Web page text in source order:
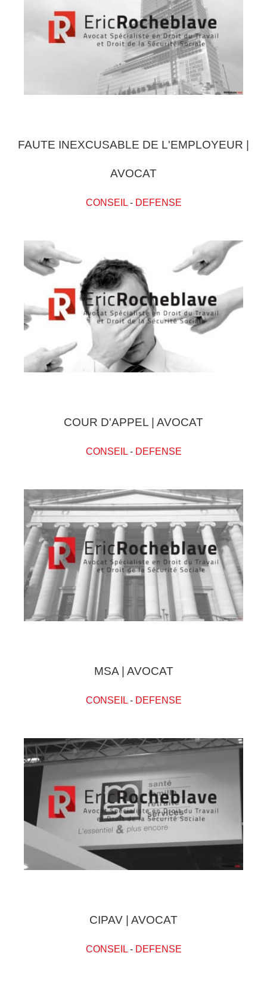
FAUTE INEXCUSABLE DE L'EMPLOYEUR |
AVOCAT
CONSEIL- DEFENSE
COUR D'APPEL | AVOCAT
CONSEIL- DEFENSE
MSA | AVOCAT
CONSEIL- DEFENSE
CIPAV | AVOCAT
CONSEIL- DEFENSE